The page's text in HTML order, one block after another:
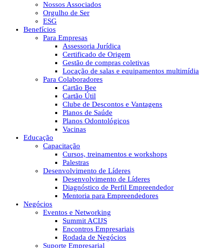
Nossos Associados
Orgulho de Ser
ESG
Benefícios
Para Empresas
Assessoria Jurídica
Certificado de Origem
Gestão de compras coletivas
Locação de salas e equipamentos multimídia
Para Colaboradores
Cartão Bee
Cartão Útil
Clube de Descontos e Vantagens
Planos de Saúde
Planos Odontológicos
Vacinas
Educação
Capacitação
Cursos, treinamentos e workshops
Palestras
Desenvolvimento de Líderes
Desenvolvimento de Líderes
Diagnóstico de Perfil Empreendedor
Mentoria para Empreendedores
Negócios
Eventos e Networking
Summit ACIJS
Encontros Empresariais
Rodada de Negócios
Suporte Empresarial